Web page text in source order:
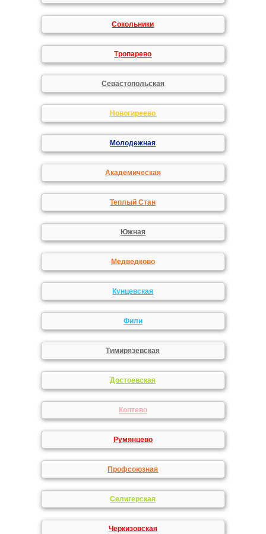
Сокольники
Тропарево
Севастопольская
Новогиреево
Молодежная
Академическая
Теплый Стан
Южная
Медведково
Кунцевская
Фили
Тимирязевская
Достоевская
Коптево
Румянцево
Профсоюзная
Селигерская
Черкизовская